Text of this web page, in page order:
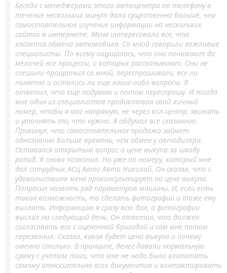
Беседа с менеджерами этого автоцентра по телефону в
течение нескольких минут дала существенно больше, чем
самостоятельное изучение информации на нескольких
сайтах в интернете. Меня интересовало все, что
касается обмена автомобиля. Со мной говорили вежливые
специалисты. По всему ощущалось, что они понимают до
мелочей все процессы, о которых рассказывают. Они не
спешили прощаться со мной, переспрашивали, все ли
понятно и остались ли еще какие-либо вопросы. Я
ответил, что еще подумаю и потом переспрошу. И тогда
мне один из специалистов продиктовал свой личный
номер, чтобы я мог напрямую, не через кол-центр, звонить
и уточнять то, что нужно. Я обдумал все сказанное.
Прикинул, что самостоятельная продажа займет
однозначно больше времени, чем обмен у автодилера.
Оставался открытым вопрос о цене выкупа за шкоду
рапид. Я снова позвонил. Но уже по номеру, который мне
дал сотрудник АСЦ Авто Авто Николай. Он сказал, что с
удовольствием меня проконсультирует по цене выкупа.
Попросил назвать ряд параметров машины. И, если есть
такая возможность, то сделать фотографии и тоже ему
выслать. Информацию я сразу всю дал, а фотографии
выслал на следующий день. Он ответил, что должен
согласовать все с оценочной бригадой и сам мне потом
перезвонил. Сказал, какая будет цена выкупа и почему
именно столько. В принципе, денег давали нормальную
сумму с учетом того, что мне не надо было хлопотать
самому относительно всех документов и контактировать